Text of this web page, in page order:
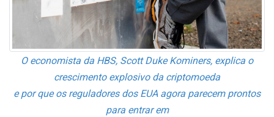
O economista da HBS, Scott Duke Kominers, explica o
crescimento explosivo da criptomoeda
e por que os reguladores dos EUA agora parecem prontos
para entrar em